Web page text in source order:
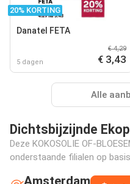
20% KORTING
Danatel FETA
5 dagen
€ 4,29
€ 3,43
Alle
Dichtsbijzijnde
Deze KOKOSOLIE OF-
onderstaande filialen op
Amsterdam